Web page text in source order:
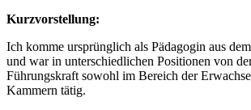
Kurzvorstellung:
Ich komme ursprünglich als Pädagogin aus
und war in unterschiedlichen Positionen von
Führungskraft sowohl im Bereich der
Kammern tätig.